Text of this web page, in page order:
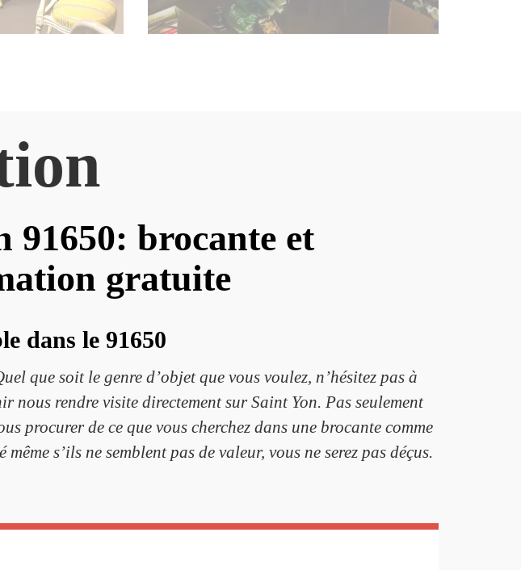
91650: brocante et
gratuite
dans le 91650
que soit le genre d’objet que vous voulez, n’hésitez pas à
rendre visite directement sur Saint Yon. Pas seulement
procurer de ce que vous cherchez dans une brocante comme
s’ils ne semblent pas de valeur, vous ne serez pas déçus.